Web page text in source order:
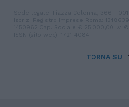
TORNA SU